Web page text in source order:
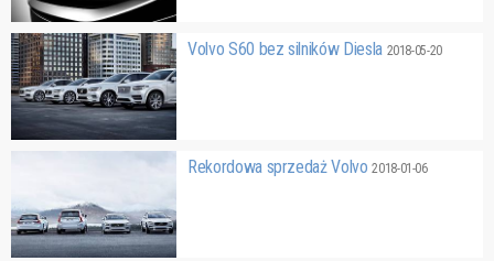
Volvo S60 bez silników Diesla 2018-05-20
Rekordowa sprzedaż Volvo2018-01-06